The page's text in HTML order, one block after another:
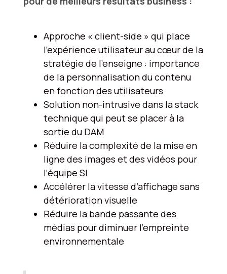
Approche « client-side » qui place
l’expérience utilisateur au cœur de la
stratégie de l'enseigne : importance
de la personnalisation du contenu
en fonction des utilisateurs
Solution non-intrusive dans la stack
technique qui peut se placer à la
sortie du DAM
Réduire la complexité de la mise en
ligne des images et des vidéos pour
l’équipe SI
Accélérer la vitesse d’affichage sans
détérioration visuelle
Réduire la bande passante des
médias pour diminuer l’empreinte
environnementale